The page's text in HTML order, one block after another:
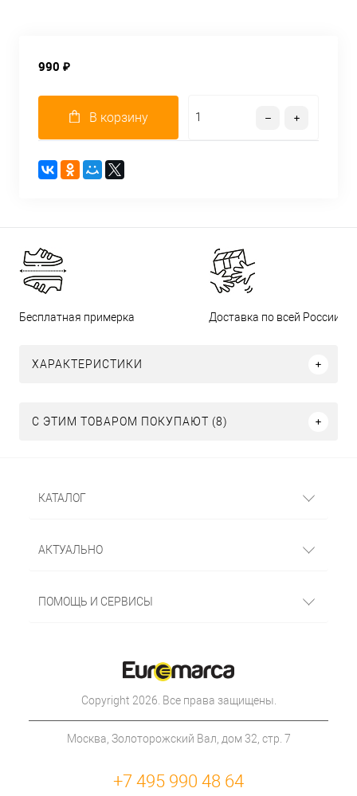
990 ₽
В корзину
Бесплатная примерка Доставка по всей России
ХАРАКТЕРИСТИКИ
С ЭТИМ ТОВАРОМ ПОКУПАЮТ (8)
КАТАЛОГ
АКТУАЛЬНО
ПОМОЩЬ И СЕРВИСЫ
Copyright 2026. Все права защищены.
Москва, Золоторожский Вал, дом 32, стр. 7
+7 495 990 48 64